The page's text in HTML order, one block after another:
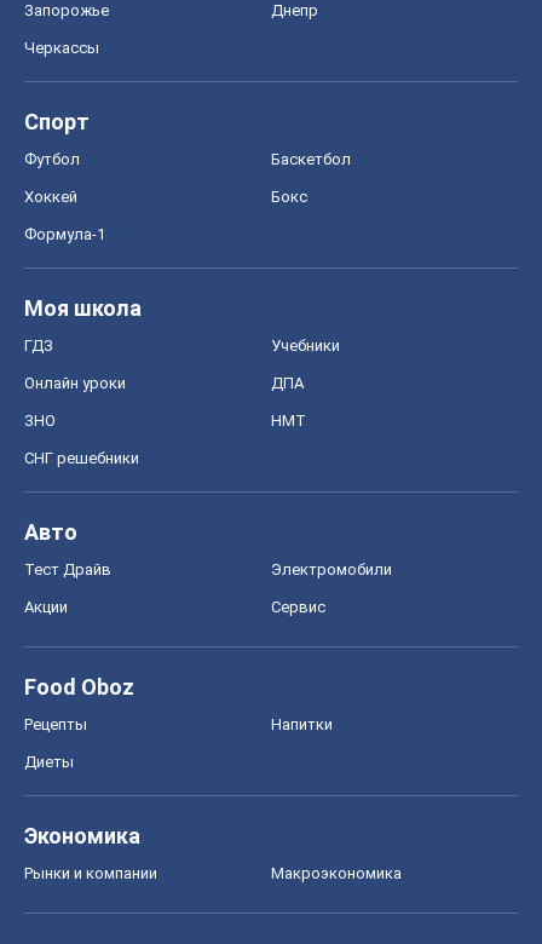
Запорожье Днепр
Черкассы
Спорт
Футбол Баскетбол
Хоккей Бокс
Формула-1
Моя школа
ГДЗ Учебники
Онлайн уроки ДПА
ЗНО НМТ
СНГ решебники
Авто
Тест Драйв Электромобили
Акции Сервис
Food Oboz
Рецепты Напитки
Диеты
Экономика
Рынки и компании Mакроэкономика